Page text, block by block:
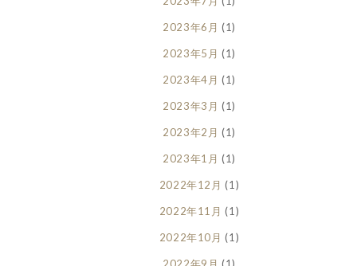
2023年6月 (1)
2023年5月 (1)
2023年4月 (1)
2023年3月 (1)
2023年2月 (1)
2023年1月 (1)
2022年12月 (1)
2022年11月 (1)
2022年10月 (1)